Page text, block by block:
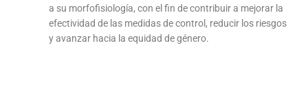
a su morfofisiología, con el fin de contribuir a mejorar la
efectividad de las medidas de control, reducir los riesgos
y avanzar hacia la equidad de género.